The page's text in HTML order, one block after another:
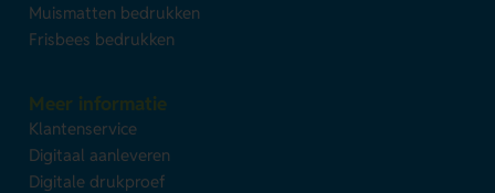
Muismatten bedrukken
Frisbees bedrukken
Meer informatie
Klantenservice
Digitaal aanleveren
Digitale drukproef